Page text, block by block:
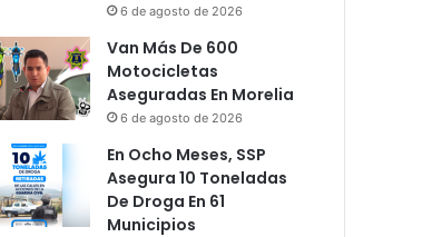
6 de agosto de 2026
Van Más De 600
Motocicletas
Aseguradas En Morelia
6 de agosto de 2026
En Ocho Meses, SSP
Asegura 10 Toneladas
De Droga En 61
Municipios